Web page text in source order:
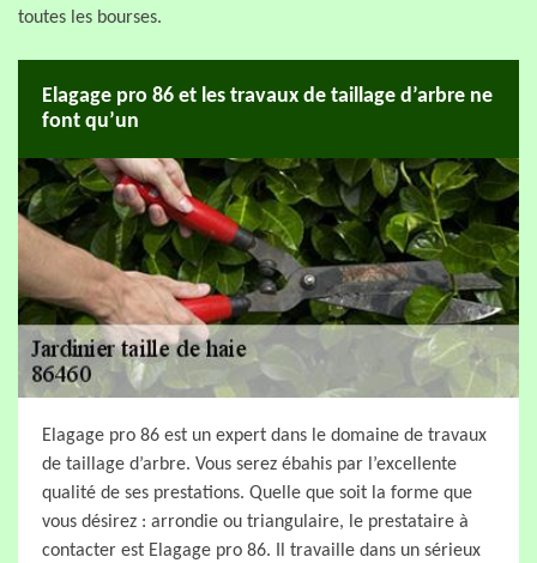
toutes les bourses.
Elagage pro 86 et les travaux de taillage d’arbre ne
font qu’un
Elagage pro 86 est un expert dans le domaine de travaux
de taillage d’arbre. Vous serez ébahis par l’excellente
qualité de ses prestations. Quelle que soit la forme que
vous désirez : arrondie ou triangulaire, le prestataire à
contacter est Elagage pro 86. Il travaille dans un sérieux